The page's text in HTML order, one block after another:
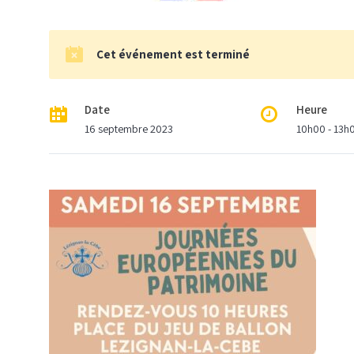
Cet événement est terminé
Date
16 septembre 2023
Heure
10h00 -